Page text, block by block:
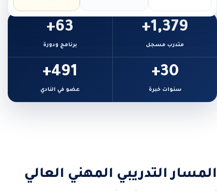
1,379+
متدرب مسجل
63+
برنامج ودورة
30+
سنوات خبرة
491+
عضو في النادي
المسار التدريبي المهني العالي